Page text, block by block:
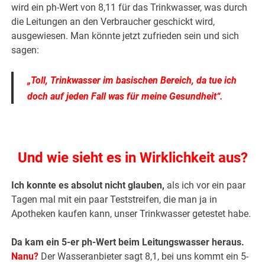
wird ein ph-Wert von 8,11 für das Trinkwasser, was durch
die Leitungen an den Verbraucher geschickt wird,
ausgewiesen. Man könnte jetzt zufrieden sein und sich
sagen:
„Toll, Trinkwasser im basischen Bereich, da tue ich
doch auf jeden Fall was für meine Gesundheit“.
Und wie sieht es in Wirklichkeit aus?
Ich konnte es absolut nicht glauben, als ich vor ein paar
Tagen mal mit ein paar Teststreifen, die man ja in
Apotheken kaufen kann, unser Trinkwasser getestet habe.
Da kam ein 5-er ph-Wert beim Leitungswasser heraus.
Nanu? Der Wasseranbieter sagt 8,1, bei uns kommt ein 5-